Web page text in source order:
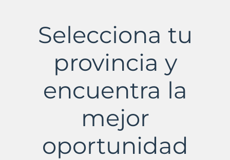
MurbalandsSelecciona tu
provincia y
encuentra la
mejor
oportunidad